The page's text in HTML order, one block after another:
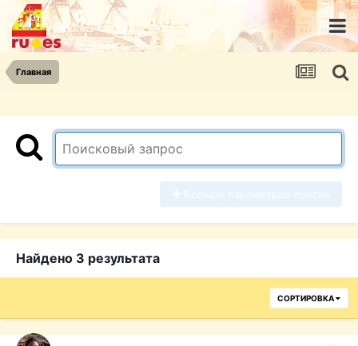
Главная
Найдено 3 результата
СОРТИРОВКА